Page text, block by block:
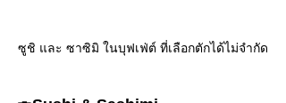
ซูชิ และ ซาซิมิ ในบุฟเฟ่ต์ ที่เลือกตักได้ไม่จำกัด